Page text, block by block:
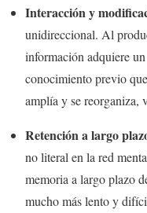
Interacción y
unidireccional. Al
información adquiere
conocimiento previo
amplía y se reorganiza,
Retención a largo
no literal en la red
memoria a largo plazo
mucho más lento y